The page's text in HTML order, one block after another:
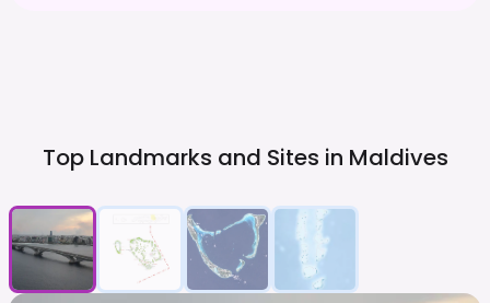
Top Landmarks and Sites in Maldives